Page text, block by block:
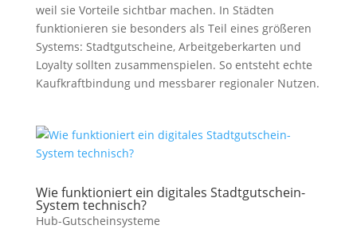
weil sie Vorteile sichtbar machen. In Städten
funktionieren sie besonders als Teil eines größeren
Systems: Stadtgutscheine, Arbeitgeberkarten und
Loyalty sollten zusammenspielen. So entsteht echte
Kaufkraftbindung und messbarer regionaler Nutzen.
Wie funktioniert ein digitales Stadtgutschein-
System technisch?
Hub-Gutscheinsysteme